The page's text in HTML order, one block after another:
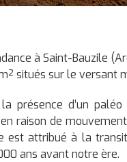
à Saint-Bauzile
situés sur le versant
présence d’un
raison de
est attribué à la
ans avant notre ère.